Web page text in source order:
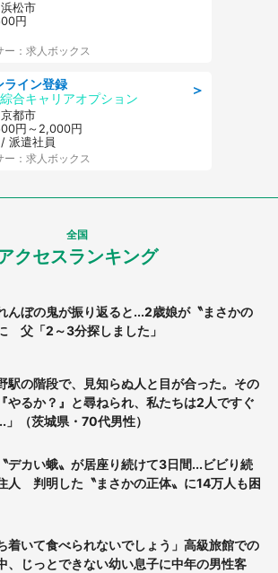
松市
円
ー：求人ボックス
＞
ライン登録
合キャリアオプション
都市
円～2,000円
派遣社員
ー：求人ボックス
全国
クセスランキング
んぼの鬼が振り返ると...2歳娘が〝まさかの
父「2～3分探しました」
駅の階段で、見知らぬ人と目が合った。その
やるか？』と尋ねられ、私たちは2人ですぐ
」（茨城県・70代男性）
デカい蛾〟が居座り続けて3日間...ビビり続
人 判明した〝まさかの正体〟に14万人も困
着いて食べられないでしょう」高級旅館での
、じっとできない幼い息子に中年の男性客